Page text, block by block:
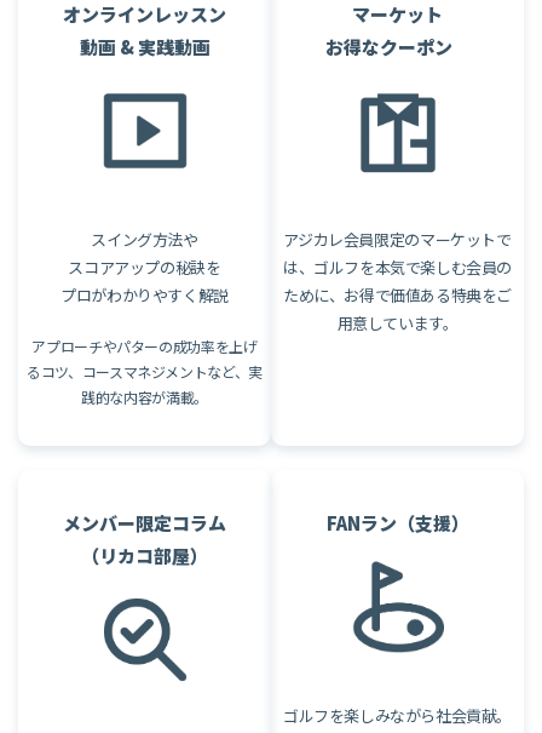
オンラインレッスン
動画 & 実践動画
スイング方法や
スコアアップの秘訣を
プロがわかりやすく解説
アプローチやパターの成功率を上げ
るコツ、コースマネジメントなど、実
践的な内容が満載。
マーケット
お得なクーポン
アジカレ会員限定のマーケットで
は、ゴルフを本気で楽しむ会員の
ために、お得で価値ある特典をご
用意しています。
メンバー限定コラム
（リカコ部屋）
FANラン（支援）
ゴルフを楽しみながら社会貢献。